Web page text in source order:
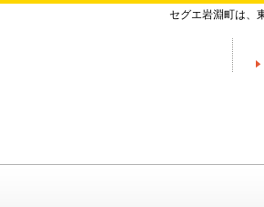
セグエ岩淵町は、